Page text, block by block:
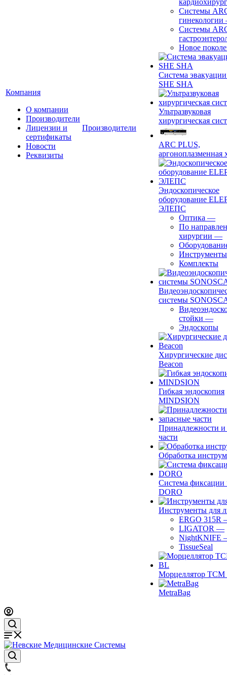
Компания
О компании
Производители
Лицензии и
сертификаты
Новости
Реквизиты
Производители
Системы
гинекологии
Системы
Новое
Система
SHE SHA
Ультразвуковая
хирургическая
ARC PLUS,
аргоноплазменная
Эндоскопическое
оборудование
ЭЛЕПС
Оптика —
По
хирургии —
Инструменты
Комплекты
системы
стойки —
Эндоскопы
Хирургические
Beacon
Гибкая эндоскопия
MINDSION
Принадлежности и
части
Обработка
Система фиксации
DORO
Инструменты для
ERGO 315R
LIGATOR —
NightKNIFE
TissueSeal
Морцеллятор ТСМ
MetraBag